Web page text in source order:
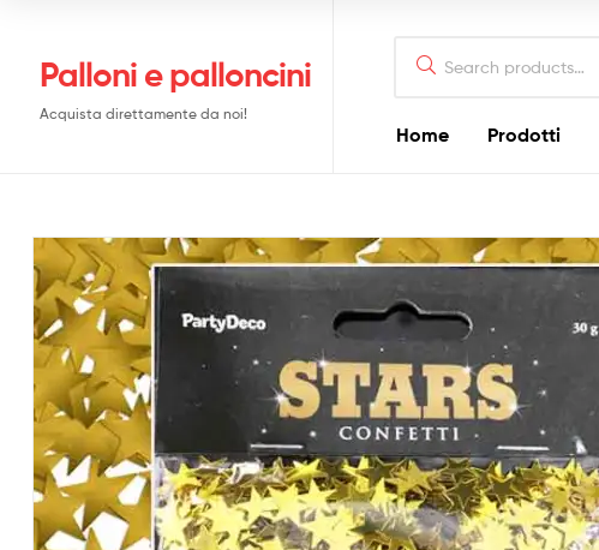
Palloni e palloncini
Acquista direttamente da noi!
for:
Home Prodotti